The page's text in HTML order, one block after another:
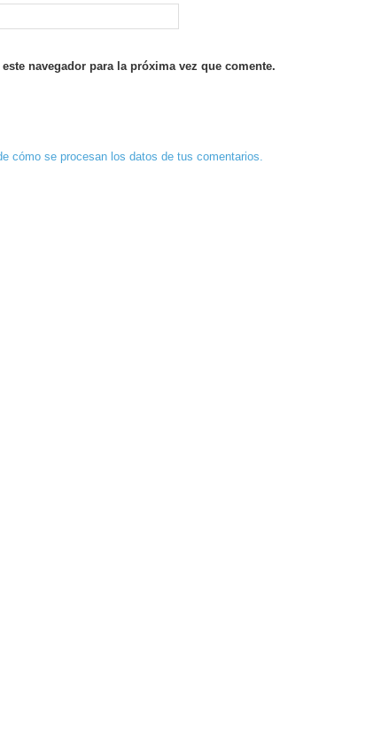
navegador para la próxima vez que comente.
cómo se procesan los datos de tus comentarios.